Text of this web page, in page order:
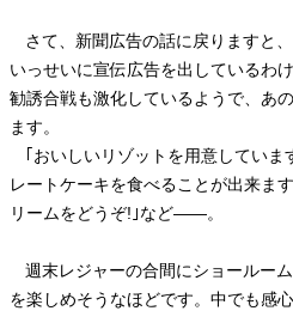
さて、新聞広告の話に戻りますと
いっせいに宣伝広告を出しているわ
勧誘合戦も激化しているようで、あ
ます。
｢おいしいリゾットを用意していま
レートケーキを食べることが出来ます
リームをどうぞ! ｣など――。
週末レジャーの合間にショールー
を楽しめそうなほどです。中でも感